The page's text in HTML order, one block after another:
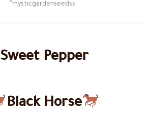
mysticgardenseedss”
Sweet Pepper
Black Horse